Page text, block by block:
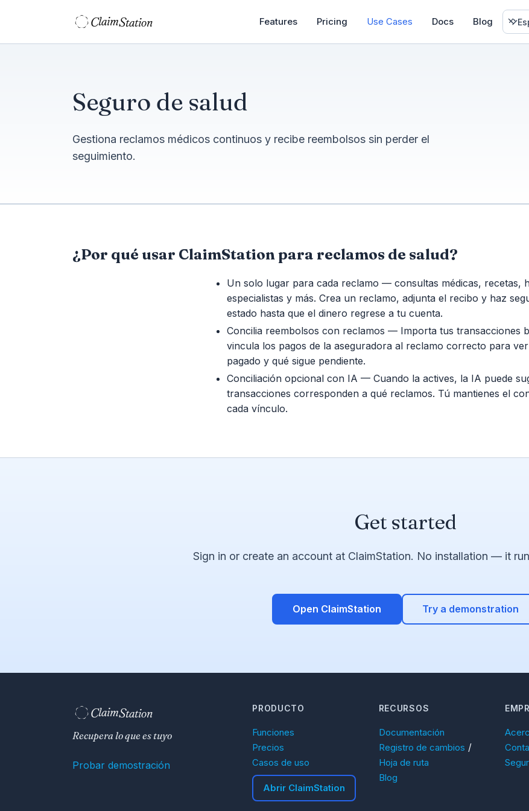
ClaimStation Features Pricing Use Cases Docs Blog
Seguro de salud
Gestiona reclamos médicos continuos y recibe reembolsos sin perder el
seguimiento.
¿Por qué usar ClaimStation para reclamos de salud?
Un solo lugar para cada reclamo — consultas médicas, recetas,
especialistas y más. Crea un reclamo, adjunta el recibo y haz
estado hasta que el dinero regrese a tu cuenta.
Concilia reembolsos con reclamos — Importa tus transacciones
vincula los pagos de la aseguradora al reclamo correcto para
pagado y qué sigue pendiente.
Conciliación opcional con IA — Cuando la actives, la IA puede
transacciones corresponden a qué reclamos. Tú mantienes el
cada vínculo.
Get started
Sign in or create an account at ClaimStation. No installation — it
Open ClaimStation Try a demonstration
ClaimStation
Recupera lo que es tuyo
Probar demostración
PRODUCTO
Funciones
Precios
Casos de uso
Abrir ClaimStation
RECURSOS
Documentación
Registro de cambios /
Hoja de ruta
Blog